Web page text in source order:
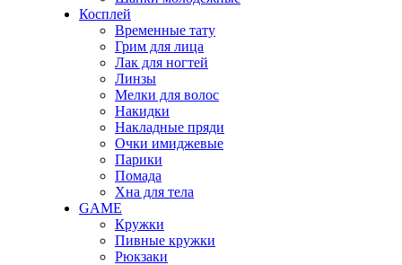
Косплей
Временные тату
Грим для лица
Лак для ногтей
Линзы
Мелки для волос
Накидки
Накладные пряди
Очки имиджевые
Парики
Помада
Хна для тела
GAME
Кружки
Пивные кружки
Рюкзаки